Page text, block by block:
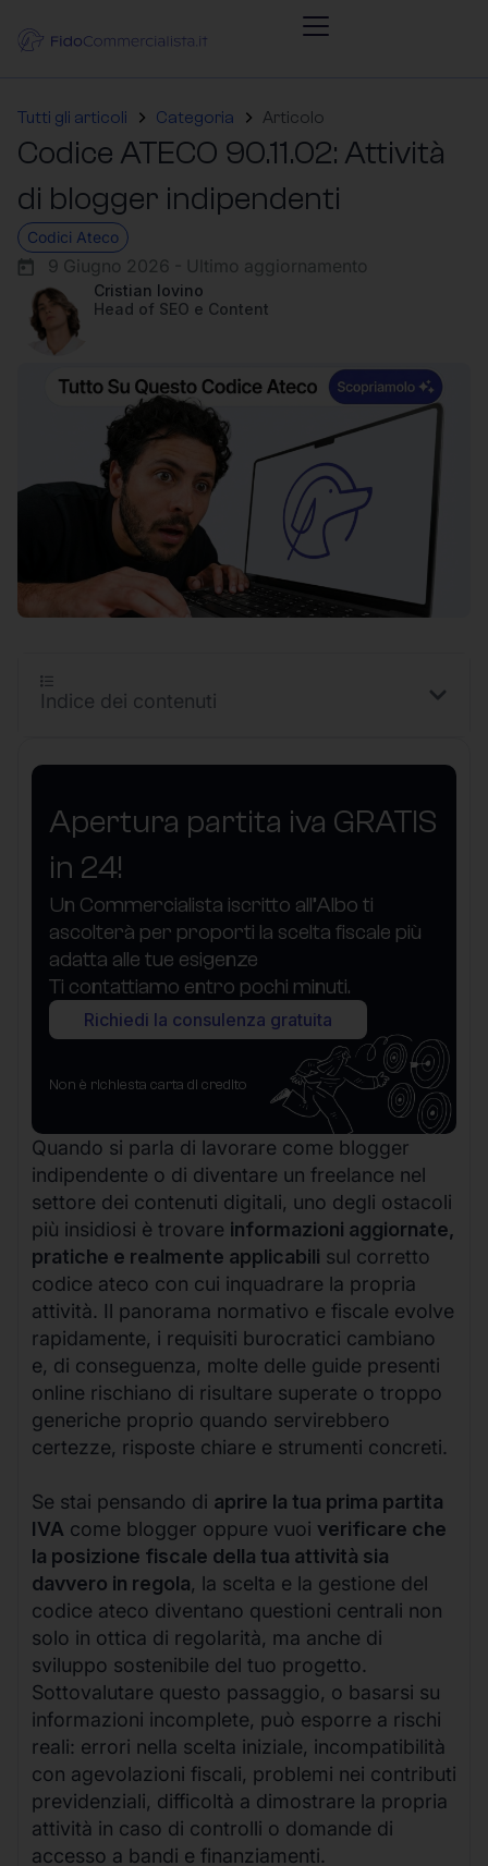
Tutti gli articoli Categoria Articolo
Codice ATECO 90.11.02: Attività
di blogger indipendenti
Codici Ateco
9 Giugno 2026 - Ultimo aggiornamento
Cristian Iovino
Head of SEO e Content
Apertura partita iva GRATIS
in 24!
Un Commercialista iscritto all’Albo ti
ascolterà per proporti la scelta fiscale più
adatta alle tue esigenze
Ti contattiamo entro pochi minuti.
Richiedi la consulenza gratuita
Non è richiesta carta di credito
Quando si parla di lavorare come blogger
indipendente o di diventare un freelance nel
settore dei contenuti digitali, uno degli ostacoli
più insidiosi è trovare informazioni aggiornate,
pratiche e realmente applicabili sul corretto
codice ateco con cui inquadrare la propria
attività. Il panorama normativo e fiscale evolve
rapidamente, i requisiti burocratici cambiano
e, di conseguenza, molte delle guide presenti
online rischiano di risultare superate o troppo
generiche proprio quando servirebbero
certezze, risposte chiare e strumenti concreti.
Se stai pensando di aprire la tua prima partita
IVA come blogger oppure vuoi verificare che
la posizione fiscale della tua attività sia
davvero in regola, la scelta e la gestione del
codice ateco diventano questioni centrali non
solo in ottica di regolarità, ma anche di
sviluppo sostenibile del tuo progetto.
Sottovalutare questo passaggio, o basarsi su
informazioni incomplete, può esporre a rischi
reali: errori nella scelta iniziale, incompatibilità
con agevolazioni fiscali, problemi nei contributi
previdenziali, difficoltà a dimostrare la propria
attività in caso di controlli o domande di
accesso a bandi e finanziamenti.
Indice dei contenuti